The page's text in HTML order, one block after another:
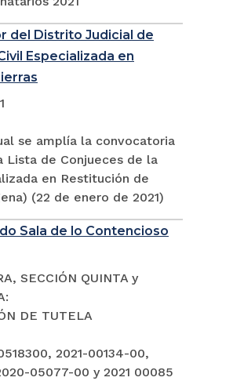
del Distrito Judicial de
Especializada en
se amplía la convocatoria
Lista de Conjueces de la
en Restitución de
(22 de enero de 2021)
Sala de lo Contencioso
SECCIÓN QUINTA y
DE TUTELA
2021-00134-00,
05077-00 y 2021 00085